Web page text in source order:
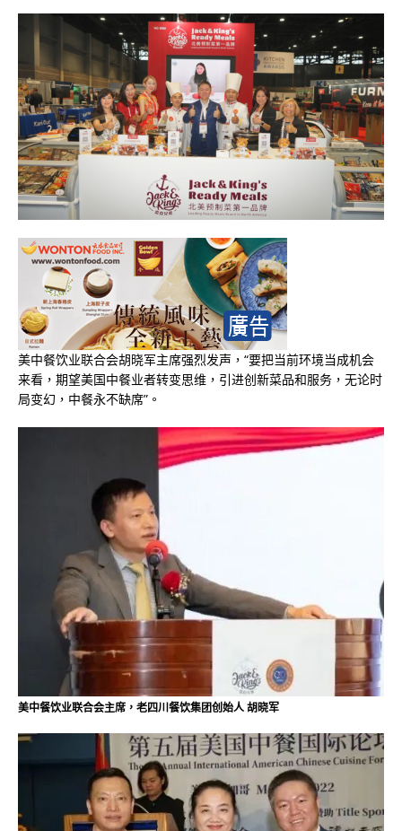
美中餐饮业联合会胡晓军主席强烈发声，“要把当前环境当成机会
来看，期望美国中餐业者转变思维，引进创新菜品和服务，无论时
局变幻，中餐永不缺席”。
美中餐饮业联合会主席，老四川餐饮集团创始人 胡晓军